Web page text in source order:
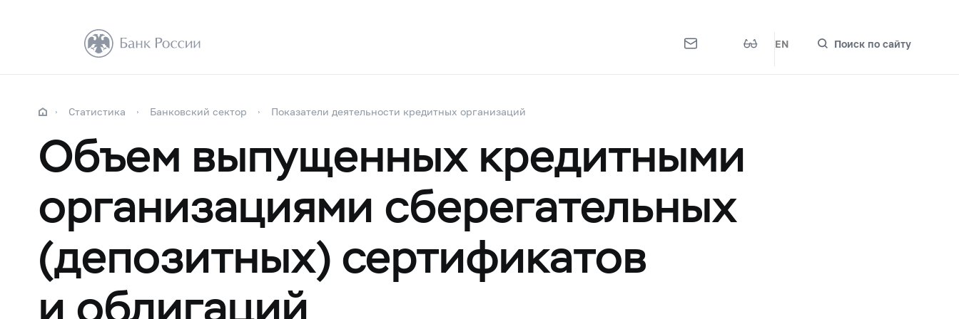
EN Поиск по сайту
Статистика Банковский сектор Показатели деятельности кредитных организаций
Объем выпущенных кредитными
организациями сберегательных
(депозитных) сертификатов